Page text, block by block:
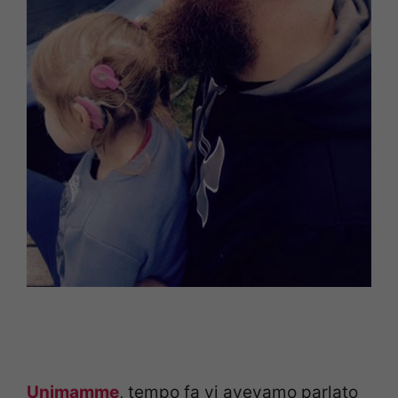
Unimamme, tempo fa vi avevamo parlato